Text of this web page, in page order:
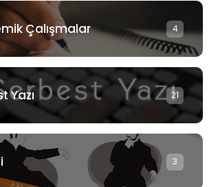
Çalışmalar 4
Yazı 21
3